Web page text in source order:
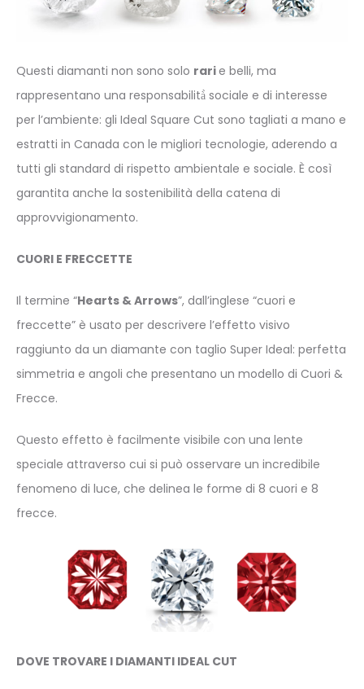
Questi diamanti non sono solo rarie belli, ma
rappresentano una responsabilità̀ sociale e di interesse
per l’ambiente: gli Ideal Square Cut sono tagliati a mano e
estratti in Canada con le migliori tecnologie, aderendo a
tutti gli standard di rispetto ambientale e sociale. È così
garantita anche la sostenibilità della catena di
approvvigionamento.
CUORI E FRECCETTE
Il termine “Hearts & Arrows”, dall’inglese “cuori e
freccette” è usato per descrivere l’effetto visivo
raggiunto da un diamante con taglio Super Ideal: perfetta
simmetria e angoli che presentano un modello di Cuori &
Frecce.
Questo effetto è facilmente visibile con una lente
speciale attraverso cui si può osservare un incredibile
fenomeno di luce, che delinea le forme di 8 cuori e 8
frecce.
DOVE TROVARE I DIAMANTI IDEAL CUT